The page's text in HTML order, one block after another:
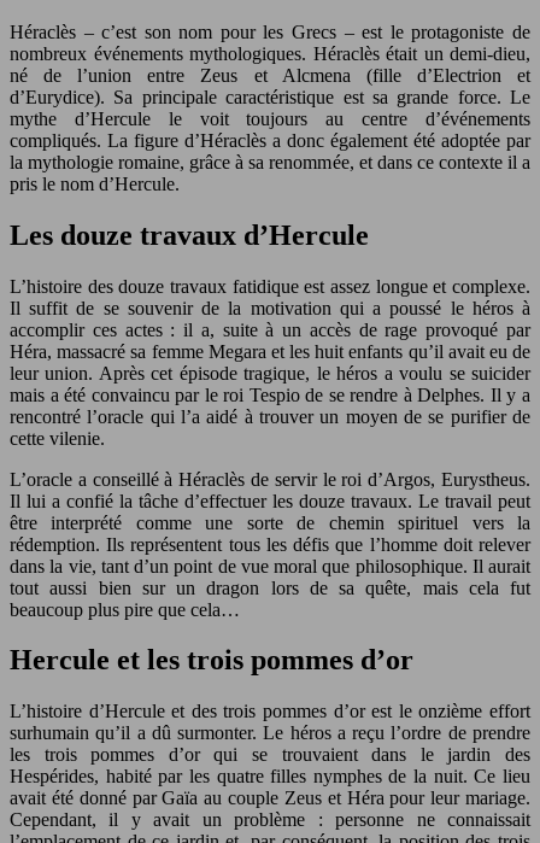
Héraclès – c’est son nom pour les Grecs – est le protagoniste de
nombreux événements mythologiques. Héraclès était un demi-dieu,
né de l’union entre Zeus et Alcmena (fille d’Electrion et
d’Eurydice). Sa principale caractéristique est sa grande force. Le
mythe d’Hercule le voit toujours au centre d’événements
compliqués. La figure d’Héraclès a donc également été adoptée par
la mythologie romaine, grâce à sa renommée, et dans ce contexte il a
pris le nom d’Hercule.
Les douze travaux d’Hercule
L’histoire des douze travaux fatidique est assez longue et complexe.
Il suffit de se souvenir de la motivation qui a poussé le héros à
accomplir ces actes : il a, suite à un accès de rage provoqué par
Héra, massacré sa femme Megara et les huit enfants qu’il avait eu de
leur union. Après cet épisode tragique, le héros a voulu se suicider
mais a été convaincu par le roi Tespio de se rendre à Delphes. Il y a
rencontré l’oracle qui l’a aidé à trouver un moyen de se purifier de
cette vilenie.
L’oracle a conseillé à Héraclès de servir le roi d’Argos, Eurystheus.
Il lui a confié la tâche d’effectuer les douze travaux. Le travail peut
être interprété comme une sorte de chemin spirituel vers la
rédemption. Ils représentent tous les défis que l’homme doit relever
dans la vie, tant d’un point de vue moral que philosophique. Il aurait
tout aussi bien sur un dragon lors de sa quête, mais cela fut
beaucoup plus pire que cela…
Hercule et les trois pommes d’or
L’histoire d’Hercule et des trois pommes d’or est le onzième effort
surhumain qu’il a dû surmonter. Le héros a reçu l’ordre de prendre
les trois pommes d’or qui se trouvaient dans le jardin des
Hespérides, habité par les quatre filles nymphes de la nuit. Ce lieu
avait été donné par Gaïa au couple Zeus et Héra pour leur mariage.
Cependant, il y avait un problème : personne ne connaissait